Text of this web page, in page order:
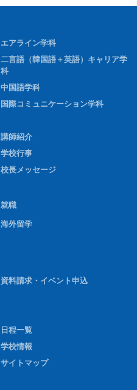
エアライン学科
二言語（韓国語＋英語）キャリア学
科
中国語学科
国際コミュニケーション学科
講師紹介
学校行事
校長メッセージ
就職
海外留学
資料請求・イベント申込
日程一覧
学校情報
サイトマップ